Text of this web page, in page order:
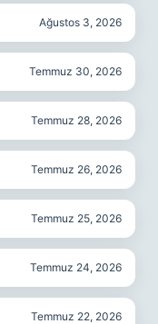
Ağustos 3, 2026
Temmuz 30, 2026
Temmuz 28, 2026
Temmuz 26, 2026
Temmuz 25, 2026
Temmuz 24, 2026
Temmuz 22, 2026